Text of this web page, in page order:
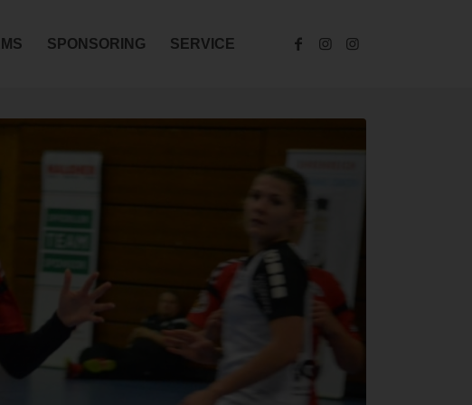
SPONSORING SERVICE